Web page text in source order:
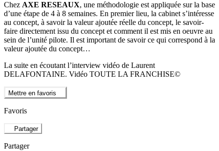
Chez AXE RESEAUX, une méthodologie est appliquée sur la base
d’une étape de 4 à 8 semaines. En premier lieu, la cabinet s’intéresse
au concept, à savoir la valeur ajoutée réelle du concept, le savoir-
faire directement issu du concept et comment il est mis en oeuvre au
sein de l’unité pilote. Il est important de savoir ce qui correspond à la
valeur ajoutée du concept…
La suite en écoutant l’interview vidéo de Laurent
DELAFONTAINE. Vidéo TOUTE LA FRANCHISE©
Mettre en favoris
Favoris
Partager
Partager